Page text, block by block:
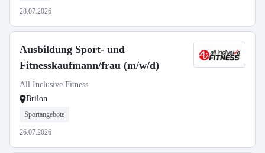
28.07.2026
Ausbildung Sport- und
Fitnesskaufmann/frau (m/w/d)
All Inclusive Fitness
Brilon
Sportangebote
26.07.2026